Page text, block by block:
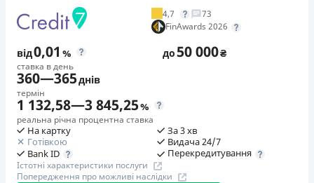
4,7
73
FinAwards 2026
від0,01 %
ставка в день
до50 000₴
360—365днів
термін
1 132,58—3 845,25%
реальна річна процентна ставка
На картку
Готівкою
Bank ID
За 3 хв
Видача 24/7
Перекредитування
Істотні характеристики послуги
Попередження про можливі наслідки